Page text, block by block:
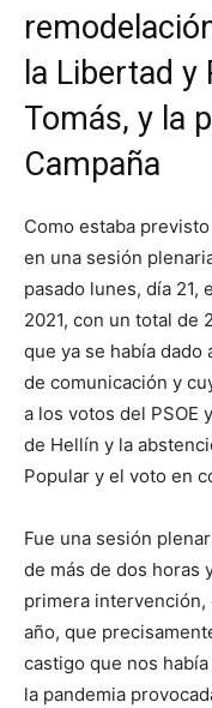
la Libertad y
Tomás, y la
Campaña
Como estaba
en una sesión
pasado lunes, día 21,
2021, con un total de
que ya se había dado
de comunicación y
a los votos del PSOE
de Hellín y la
Popular y el voto en
Fue una sesión
de más de dos horas
primera
año, que
castigo que nos
la pandemia